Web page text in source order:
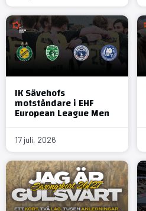
IK Sävehofs
motståndare i EHF
European League Men
17 juli, 2026